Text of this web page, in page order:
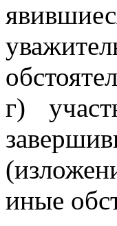
г)
иные